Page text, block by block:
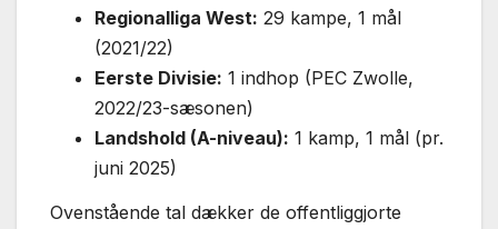
Regionalliga West: 29 kampe, 1 mål
(2021/22)
Eerste Divisie: 1 indhop (PEC Zwolle,
2022/23-sæsonen)
Landshold (A-niveau): 1 kamp, 1 mål (pr.
juni 2025)
Ovenstående tal dækker de offentliggjorte